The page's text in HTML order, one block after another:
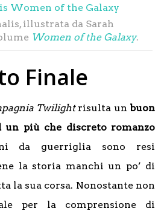
illustrata da Sarah
Women of the Galaxy.
Finale
Twilightrisulta un buon
un più che discreto romanzo
da guerriglia sono resi
la storia manchi un po’ di
la sua corsa. Nonostante non
per la comprensione di